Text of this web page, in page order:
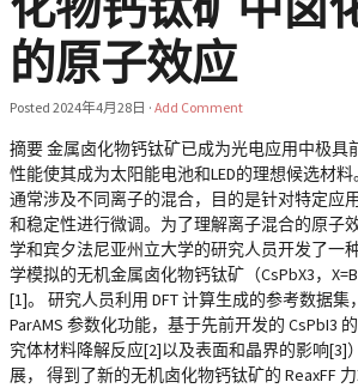
的原子效应
Posted 2024年4月28日 · Add Comment
摘要 金属卤化物钙钛矿已成为光电应用中极具
性能使其成为太阳能电池和LED的理想候选材
通常涉及不同离子的混合，目的是针对特定应
和稳定性进行微调。为了理解离子混合的原子
学和宾夕法尼亚州立大学的研究人员开发了一
学模拟的无机金属卤化物钙钛矿（CsPbX3，
[1]。 研究人员利用 DFT 计算生成的参考数据集
ParAMS 参数化功能，基于先前开发的 CsPbI3
究体材料降解反应[2]以及表面和晶界的影响[3]
展， 得到了新的无机卤化物钙钛矿的 ReaxFF 力